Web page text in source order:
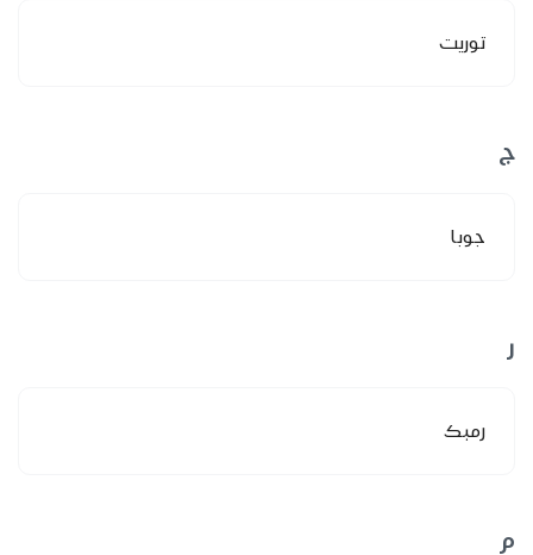
توريت
ج
جوبا
ر
رمبك
م